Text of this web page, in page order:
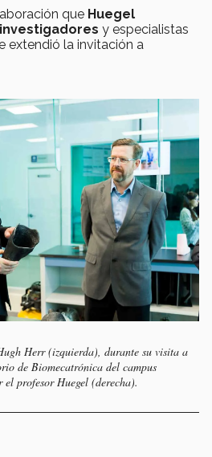
que Huegel
y especialistas
extendió la invitación a
Herr (izquierda), durante su visita a
de Biomecatrónica del campus
profesor Huegel (derecha).